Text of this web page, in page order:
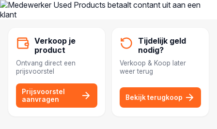
Verkoop je
product
Ontvang direct een
prijsvoorstel
Prijsvoorstel
aanvragen
Tijdelijk geld
nodig?
Verkoop & Koop later
weer terug
Bekijk terugkoop